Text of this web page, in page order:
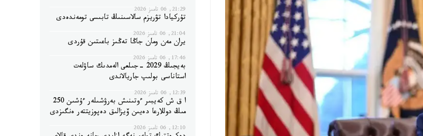
21:29, 06 تامىز 2026
تۇركيادا تۋريزم سالاسىنىڭ تابىسى تومەندەدى
21:04, 06 تامىز 2026
يران مەن ومان جاڭا تەڭىز باعىتىن قۇردى
17:46, 06 تامىز 2026
بەيجىڭ 2029 -جىلعى الەمدىك ساۋلەت
استاناسى بولىپ جاريالاندى
12:39, 06 تامىز 2026
ا ق ش كەيبىر ءوتىنىش بەرۋشىلەر ءۇشىن 250
مىڭ دوللارعا دەيىن ۆيزالىق دەپوزيتتەر ەنگىزدى
12:10, 06 تامىز 2026